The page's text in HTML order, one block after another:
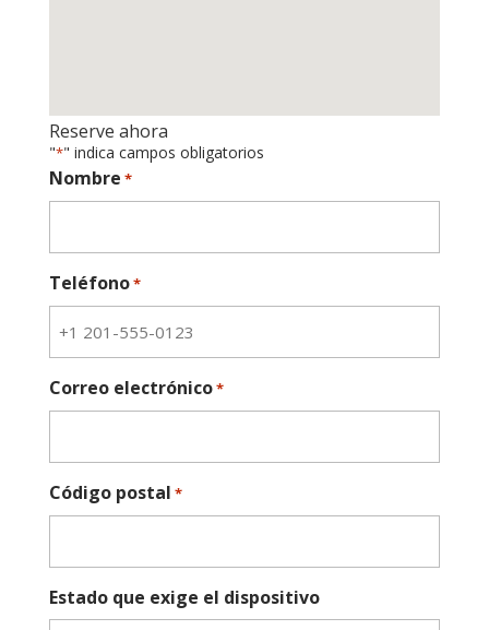
Reserve ahora
"*" indica campos obligatorios
Nombre *
Teléfono*
Correo electrónico*
Código postal *
Estado que exige el dispositivo